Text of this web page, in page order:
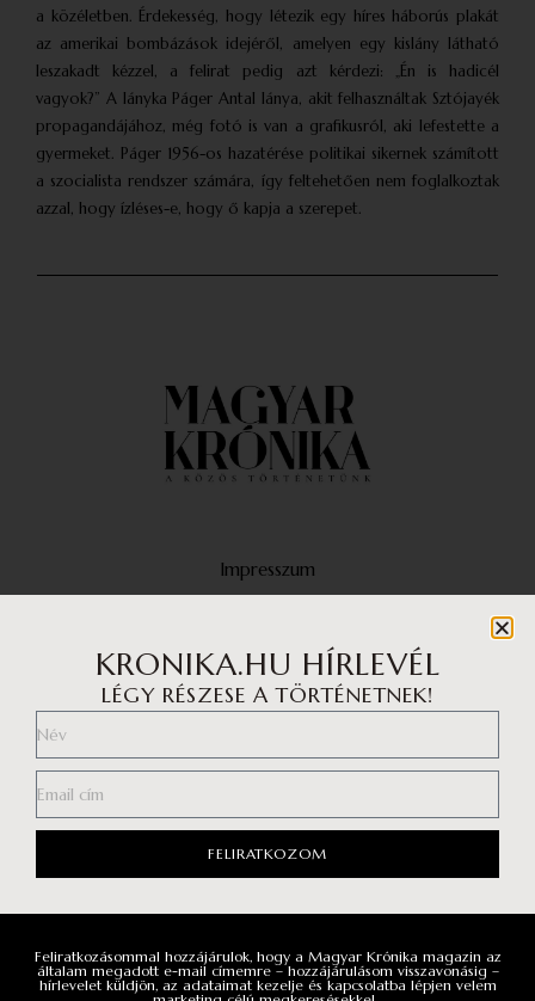
a közéletben. Érdekesség, hogy létezik egy híres háborús plakát
az amerikai bombázások idejéről, amelyen egy kislány látható
leszakadt kézzel, a felirat pedig azt kérdezi: „Én is hadicél
vagyok?” A lányka Páger Antal lánya, akit felhasználtak Sztójayék
propagandájához, még fotó is van a grafikusról, aki lefestette a
gyermeket. Páger 1956-os hazatérése politikai sikernek számított
a szocialista rendszer számára, így feltehetően nem foglalkoztak
azzal, hogy ízléses-e, hogy ő kapja a szerepet.
Impresszum
Adatvédelmi központ
Adatvédelem
Facebook
Instagram
YouTube
KRONIKA.HU HÍRLEVÉL
LÉGY RÉSZESE A TÖRTÉNETNEK!
FELIRATKOZOM
Feliratkozásommal hozzájárulok, hogy a Magyar Krónika magazin az
általam megadott e-mail címemre – hozzájárulásom visszavonásig –
hírlevelet küldjön, az adataimat kezelje és kapcsolatba lépjen velem